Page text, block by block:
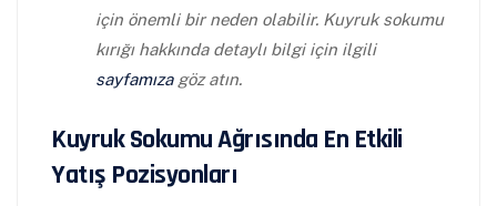
için önemli bir neden olabilir. Kuyruk sokumu
kırığı hakkında detaylı bilgi için ilgili
sayfamızagöz atın.
Kuyruk Sokumu Ağrısında En Etkili
Yatış Pozisyonları